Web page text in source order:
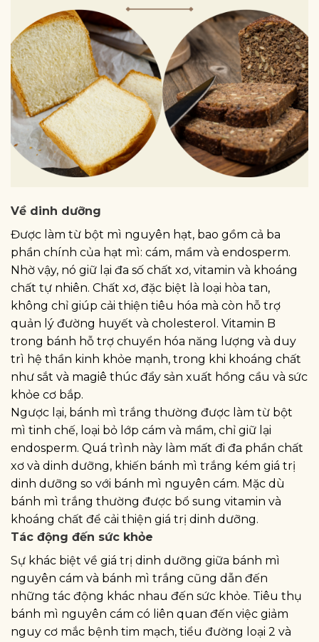
Về dinh dưỡng
Được làm từ bột mì nguyên hạt, bao gồm cả ba
phần chính của hạt mì: cám, mầm và endosperm.
Nhờ vậy, nó giữ lại đa số chất xơ, vitamin và khoáng
chất tự nhiên. Chất xơ, đặc biệt là loại hòa tan,
không chỉ giúp cải thiện tiêu hóa mà còn hỗ trợ
quản lý đường huyết và cholesterol. Vitamin B
trong bánh hỗ trợ chuyển hóa năng lượng và duy
trì hệ thần kinh khỏe mạnh, trong khi khoáng chất
như sắt và magiê thúc đẩy sản xuất hồng cầu và sức
khỏe cơ bắp.
Ngược lại, bánh mì trắng thường được làm từ bột
mì tinh chế, loại bỏ lớp cám và mầm, chỉ giữ lại
endosperm. Quá trình này làm mất đi đa phần chất
xơ và dinh dưỡng, khiến bánh mì trắng kém giá trị
dinh dưỡng so với bánh mì nguyên cám. Mặc dù
bánh mì trắng thường được bổ sung vitamin và
khoáng chất để cải thiện giá trị dinh dưỡng.
Tác động đến sức khỏe
Sự khác biệt về giá trị dinh dưỡng giữa bánh mì
nguyên cám và bánh mì trắng cũng dẫn đến
những tác động khác nhau đến sức khỏe. Tiêu thụ
bánh mì nguyên cám có liên quan đến việc giảm
nguy cơ mắc bệnh tim mạch, tiểu đường loại 2 và